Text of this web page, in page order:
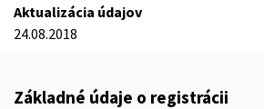
Aktualizácia údajov
24.08.2018
Základné údaje o registrácii